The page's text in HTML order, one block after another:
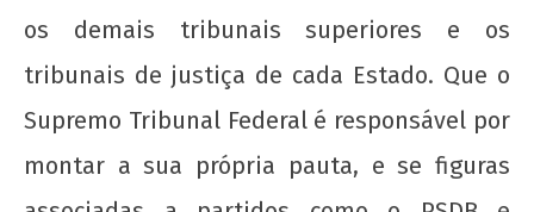
Provocações acerca do papel da extensão
universitária hoje
os demais tribunais superiores e os
tribunais de justiça de cada Estado. Que o
Supremo Tribunal Federal é responsável por
montar a sua própria pauta, e se figuras